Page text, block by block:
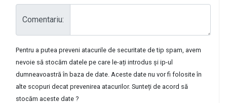
Comentariu:
Pentru a putea preveni atacurile de securitate de tip spam, avem
nevoie să stocăm datele pe care le-ați introdus și ip-ul
dumneavoastră în baza de date. Aceste date nu vor fi folosite în
alte scopuri decat prevenirea atacurilor. Sunteți de acord să
stocăm aceste date ?